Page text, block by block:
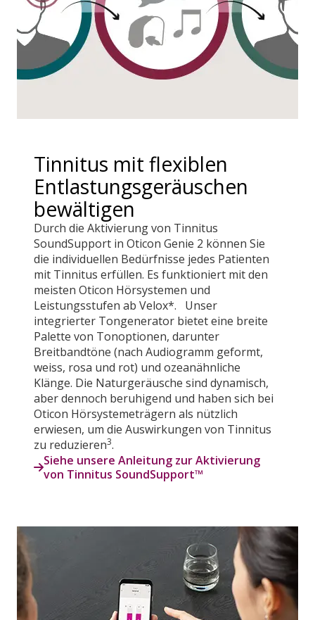
Tinnitus mit flexiblen
Entlastungsgeräuschen
bewältigen
Durch die Aktivierung von Tinnitus
SoundSupport in Oticon Genie 2 können Sie
die individuellen Bedürfnisse jedes Patienten
mit Tinnitus erfüllen. Es funktioniert mit den
meisten Oticon Hörsystemen und
Leistungsstufen ab Velox*. Unser
integrierter Tongenerator bietet eine breite
Palette von Tonoptionen, darunter
Breitbandtöne (nach Audiogramm geformt,
weiss, rosa und rot) und ozeanähnliche
Klänge. Die Naturgeräusche sind dynamisch,
aber dennoch beruhigend und haben sich bei
Oticon Hörsystemeträgern als nützlich
erwiesen, um die Auswirkungen von Tinnitus
zu reduzieren3.
Siehe unsere Anleitung zur Aktivierung
von Tinnitus SoundSupport™